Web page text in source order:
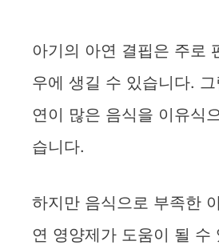
아기의 아연 결핍은 주로
우에 생길 수 있습니다.
연이 많은 음식을 이유식
습니다.
하지만 음식으로 부족한
연 영양제가 도움이 될 수